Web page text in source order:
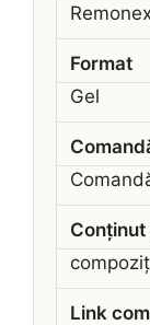
Remonex
Format
Gel
Link